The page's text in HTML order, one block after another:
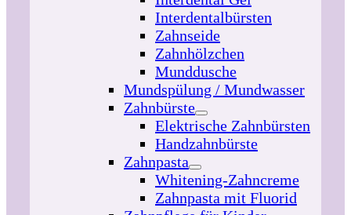
Interdentalbürsten
Zahnseide
Zahnhölzchen
Munddusche
Mundspülung / Mundwasser
Zahnbürste
Elektrische Zahnbürsten
Handzahnbürste
Zahnpasta
Whitening-Zahncreme
Zahnpasta mit Fluorid